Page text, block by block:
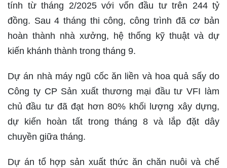
tính từ tháng 2/2025 với vốn đầu tư trên 244 tỷ
đồng. Sau 4 tháng thi công, công trình đã cơ bản
hoàn thành nhà xưởng, hệ thống kỹ thuật và dự
kiến khánh thành trong tháng 9.
Dự án nhà máy ngũ cốc ăn liền và hoa quả sấy do
Công ty CP Sản xuất thương mại đầu tư VFI làm
chủ đầu tư đã đạt hơn 80% khối lượng xây dựng,
dự kiến hoàn tất trong tháng 8 và lắp đặt dây
chuyền giữa tháng.
Dự án tổ hợp sản xuất thức ăn chăn nuôi và chế